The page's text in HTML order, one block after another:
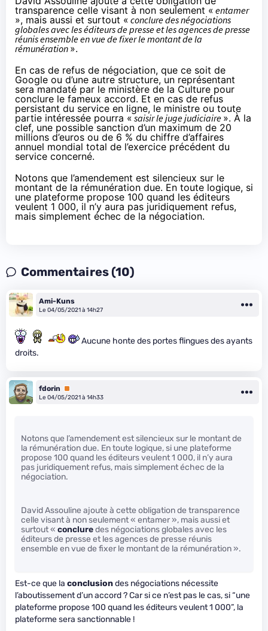
transparence celle visant à non seulement « entamer
», mais aussi et surtout « conclure des négociations
globales avec les éditeurs de presse et les agences de presse
réunis ensemble en vue de fixer le montant de la
rémunération ».
En cas de refus de négociation, que ce soit de
Google ou d’une autre structure, un représentant
sera mandaté par le ministère de la Culture pour
conclure le fameux accord. Et en cas de refus
persistant du service en ligne, le ministre ou toute
partie intéressée pourra «saisir le juge judiciaire ». À la
clef, une possible sanction d’un maximum de 20
millions d’euros ou de 6 % du chiffre d’affaires
annuel mondial total de l’exercice précédent du
service concerné.
Notons que l’amendement est silencieux sur le
montant de la rémunération due. En toute logique, si
une plateforme propose 100 quand les éditeurs
veulent 1 000, il n’y aura pas juridiquement refus,
mais simplement échec de la négociation.
Commentaires (10)
Ami-Kuns
Le 04/05/2021 à 14h27
Aucune honte des portes flingues des ayants
droits.
fdorin
Premium
Le 04/05/2021 à 14h33
Notons que l’amendement est silencieux sur le montant de
la rémunération due. En toute logique, si une plateforme
propose 100 quand les éditeurs veulent 1 000, il n’y aura
pas juridiquement refus, mais simplement échec de la
négociation.
David Assouline ajoute à cette obligation de transparence
celle visant à non seulement « entamer », mais aussi et
surtout « concluredes négociations globales avec les
éditeurs de presse et les agences de presse réunis
ensemble en vue de fixer le montant de la rémunération ».
Est-ce que la conclusiondes négociations nécessite
l’aboutissement d’un accord ? Car si ce n’est pas le cas, si “une
plateforme propose 100 quand les éditeurs veulent 1 000”, la
plateforme sera sanctionnable !